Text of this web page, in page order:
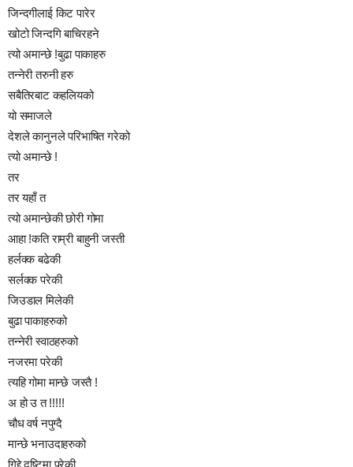
जिन्दगीलाई किट पारेर
खोटो जिन्दगि बाचिरहने
त्यो अमान्छे !बुढा पाकाहरु
तन्नेरी तरुनी हरु
सबैतिरबाट कहलियको
यो समाजले
देशले कानुनले परिभाषित गरेको
त्यो अमान्छे !
तर
तर यहाँ त
त्यो अमान्छेकी छोरी गोमा
आहा !कति राम्री बाहुनी जस्ती
हर्लक्क बढेकी
सर्लक्क परेकी
जिउडाल मिलेकी
बुढा पाकाहरुको
तन्नेरी स्वाठहरुको
नजरमा परेकी
त्यहि गोमा मान्छे जस्तै !
अ हो उ त !!!!!
चौध वर्ष नपुग्दै
मान्छे भनाउदाहरुको
गिद्दे दृष्टिमा परेकी